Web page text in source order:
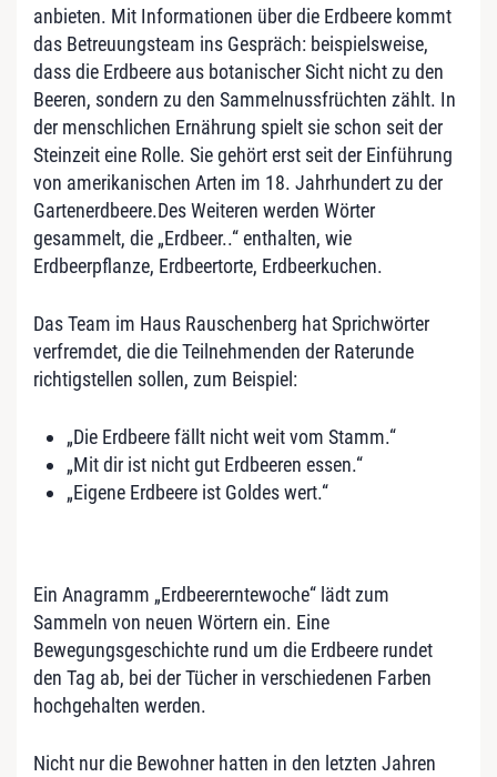
anbieten. Mit Informationen über die Erdbeere kommt
das Betreuungsteam ins Gespräch: beispielsweise,
dass die Erdbeere aus botanischer Sicht nicht zu den
Beeren, sondern zu den Sammelnussfrüchten zählt. In
der menschlichen Ernährung spielt sie schon seit der
Steinzeit eine Rolle. Sie gehört erst seit der Einführung
von amerikanischen Arten im 18. Jahrhundert zu der
Gartenerdbeere.Des Weiteren werden Wörter
gesammelt, die „Erdbeer..“ enthalten, wie
Erdbeerpflanze, Erdbeertorte, Erdbeerkuchen.
Das Team im Haus Rauschenberg hat Sprichwörter
verfremdet, die die Teilnehmenden der Raterunde
richtigstellen sollen, zum Beispiel:
„Die Erdbeere fällt nicht weit vom Stamm.“
„Mit dir ist nicht gut Erdbeeren essen.“
„Eigene Erdbeere ist Goldes wert.“
Ein Anagramm „Erdbeererntewoche“ lädt zum
Sammeln von neuen Wörtern ein. Eine
Bewegungsgeschichte rund um die Erdbeere rundet
den Tag ab, bei der Tücher in verschiedenen Farben
hochgehalten werden.
Nicht nur die Bewohner hatten in den letzten Jahren